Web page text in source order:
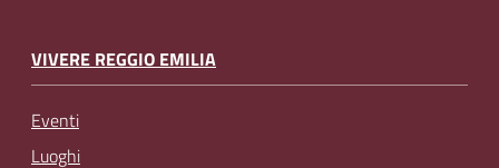
VIVERE REGGIO EMILIA
Eventi
Luoghi